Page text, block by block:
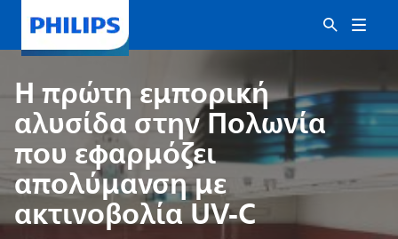
Η πρώτη εμπορική
αλυσίδα στην Πολωνία
που εφαρμόζει
απολύμανση με
ακτινοβολία UV-C